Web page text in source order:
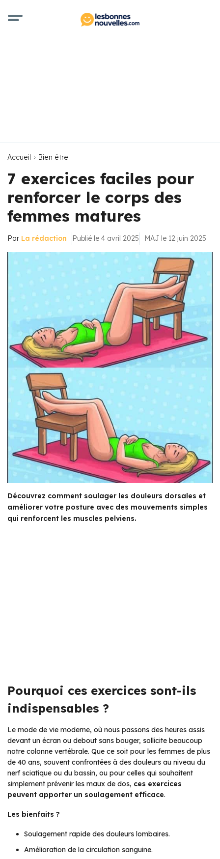
Accueil Bien être
7 exercices faciles pour
renforcer le corps des
femmes matures
Par La rédaction Publié le 4 avril 2025 MAJ le 12 juin 2025
Découvrez comment soulager les douleurs dorsales et
améliorer votre posture avec des mouvements simples
qui renforcent les muscles pelviens.
Pourquoi ces exercices sont-ils
indispensables ?
Le mode de vie moderne, où nous passons des heures assis
devant un écran ou debout sans bouger, sollicite beaucoup
notre colonne vertébrale. Que ce soit pour les femmes de plus
de 40 ans, souvent confrontées à des douleurs au niveau du
nerf sciatique ou du bassin, ou pour celles qui souhaitent
simplement prévenir les maux de dos, ces exercices
peuvent apporter un soulagement efficace.
Les bienfaits ?
Soulagement rapide des douleurs lombaires.
Amélioration de la circulation sanguine.